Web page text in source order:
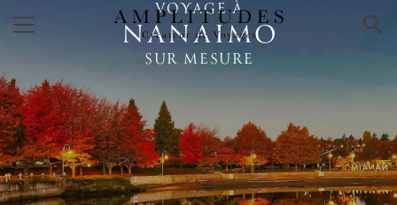
× VOYAGE À
NANAIMO
SUR MESURE